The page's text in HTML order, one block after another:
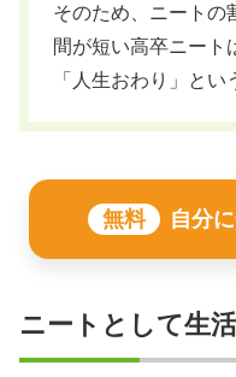
そのため、ニートの
間が短い高卒ニート
「人生おわり」とい
無料 自分
ニートとして生